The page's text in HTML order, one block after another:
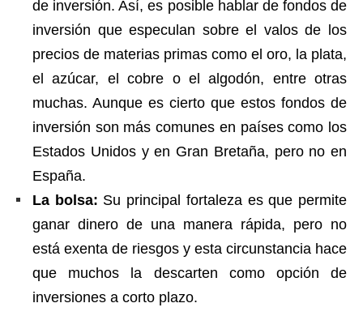
de inversión. Así, es posible hablar de fondos de
inversión que especulan sobre el valos de los
precios de materias primas como el oro, la plata,
el azúcar, el cobre o el algodón, entre otras
muchas. Aunque es cierto que estos fondos de
inversión son más comunes en países como los
Estados Unidos y en Gran Bretaña, pero no en
España.
La bolsa: Su principal fortaleza es que permite
ganar dinero de una manera rápida, pero no
está exenta de riesgos y esta circunstancia hace
que muchos la descarten como opción de
inversiones a corto plazo.